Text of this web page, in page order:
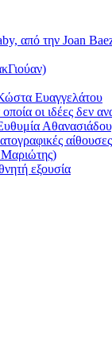
από την Joan
Ευαγγελάτου
οι ιδέες δεν
αίθουσες
Μαριώτης)
εξουσία